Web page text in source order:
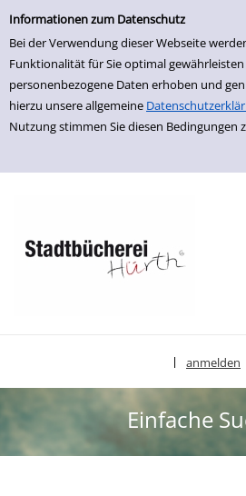
Einfache Suche
Informationen zum Datenschutz
Bei der Verwendung dieser Webseite
Funktionalität für Sie optimal
personenbezogene Daten erhoben und
hierzu unsere allgemeine
Nutzung stimmen Sie diesen Bedingungen
zur Navigation springen
zum Inhalt springen
Zur Detailanzeige springen
anmelden
Einfache